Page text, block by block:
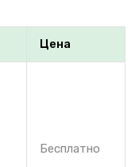
Цена
Бесплатно